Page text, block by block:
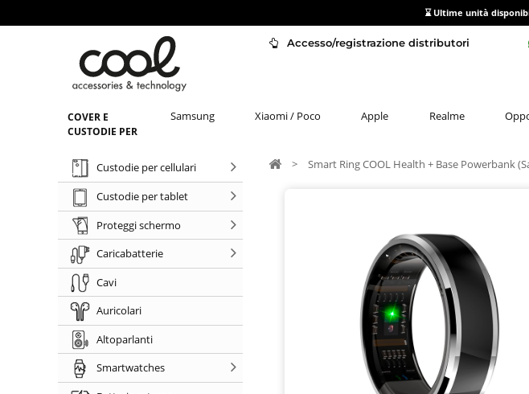
⌛ Ultime unità
Accesso/registrazione distributori
COVER E
CUSTODIE PER
Samsung Xiaomi / Poco Apple Realme
Custodie per cellulari
Custodie per tablet
Proteggi schermo
Caricabatterie
Cavi
Auricolari
Altoparlanti
Smartwatches
> Smart Ring COOL Health + Base Powerbank